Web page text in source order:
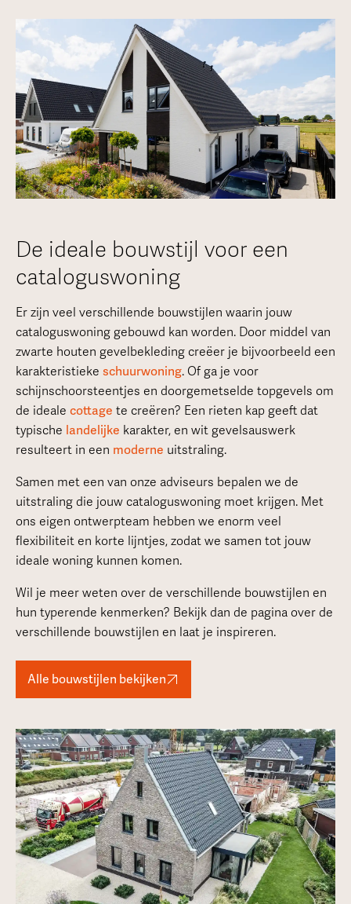
De ideale bouwstijl voor een
cataloguswoning
Er zijn veel verschillende bouwstijlen waarin jouw
cataloguswoning gebouwd kan worden. Door middel van
zwarte houten gevelbekleding creëer je bijvoorbeeld een
karakteristieke schuurwoning. Of ga je voor
schijnschoorsteentjes en doorgemetselde topgevels om
de ideale cottage te creëren? Een rieten kap geeft dat
typische landelijke karakter, en wit gevelsauswerk
resulteert in een moderne uitstraling.
Samen met een van onze adviseurs bepalen we de
uitstraling die jouw cataloguswoning moet krijgen. Met
ons eigen ontwerpteam hebben we enorm veel
flexibiliteit en korte lijntjes, zodat we samen tot jouw
ideale woning kunnen komen.
Wil je meer weten over de verschillende bouwstijlen en
hun typerende kenmerken? Bekijk dan de pagina over de
verschillende bouwstijlen en laat je inspireren.
Alle bouwstijlen bekijken